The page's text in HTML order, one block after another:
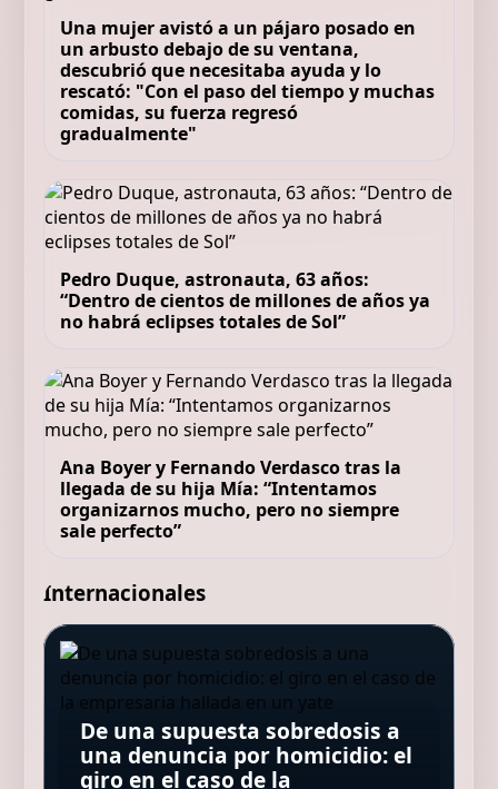
Una mujer avistó a un pájaro posado en
un arbusto debajo de su ventana,
descubrió que necesitaba ayuda y lo
rescató: "Con el paso del tiempo y muchas
comidas, su fuerza regresó
gradualmente"
Pedro Duque, astronauta, 63 años:
“Dentro de cientos de millones de años ya
no habrá eclipses totales de Sol”
Ana Boyer y Fernando Verdasco tras la
llegada de su hija Mía: “Intentamos
organizarnos mucho, pero no siempre
sale perfecto”
Internacionales
Pep Guardiola, 55 años: “Mi
padre tiene 95 años y todavía
me dice: 'Sé una buena
persona, sé amable con la
gente siempre'; es el mejor
La NASA confirma que restos
de un cohete de SpaceX
Tiró un billete de lotería a la
basura sin saber que había
ganado un millón de euros y
los recolectores lo ayudaron a
Avenida Brasil 2 suma nuevos
actores: quiénes acompañarán
De una supuesta sobredosis a
una denuncia por homicidio: el
giro en el caso de la